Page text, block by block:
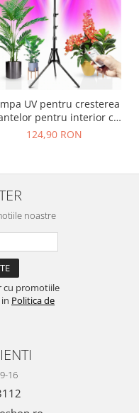
UV pentru cresterea
pentru interior cu
4 brate reglabile
intensitate, cu
reglabil pe inaltime,
alimentare priza
124,90 RON
noastre
cu promotiile
Politica de
16